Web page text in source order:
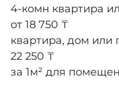
4-комн квартира
от 18 750 ₸
квартира, дом или
22 250 ₸
за 1м² для